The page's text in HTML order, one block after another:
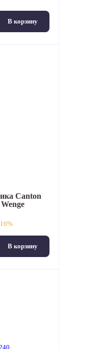
В корзину
Canton
16%
В корзину